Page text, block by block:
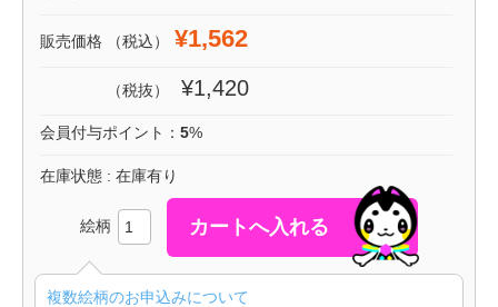
販売価格 （税込） ¥1,562
（税抜） ¥1,420
会員付与ポイント： 5%
在庫状態 : 在庫有り
絵柄
複数絵柄のお申込みについて